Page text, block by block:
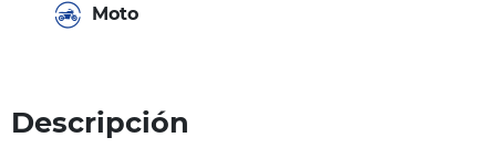
Moto
Descripción